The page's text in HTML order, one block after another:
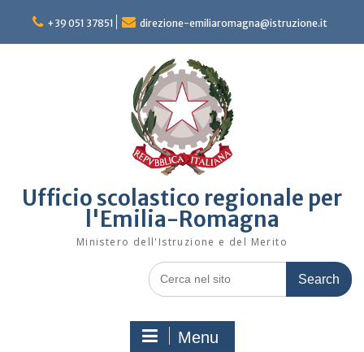
content
+39 051 37851 direzione-emiliaromagna@istruzione.it
Ufficio scolastico regionale per
l'Emilia-Romagna
Ministero dell'Istruzione e del Merito
Search
for:
Menu